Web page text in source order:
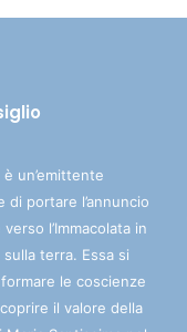
un’emittente
di portare l’annuncio
l’Immacolata in
terra. Essa si
le coscienze
il valore della